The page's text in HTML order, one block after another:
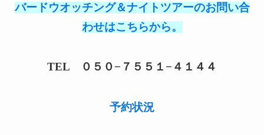
バードウオッチング＆ナイトツアーのお問い合
わせはこちらから。
TEL ０５０−７５５１−４１４４
予約状況